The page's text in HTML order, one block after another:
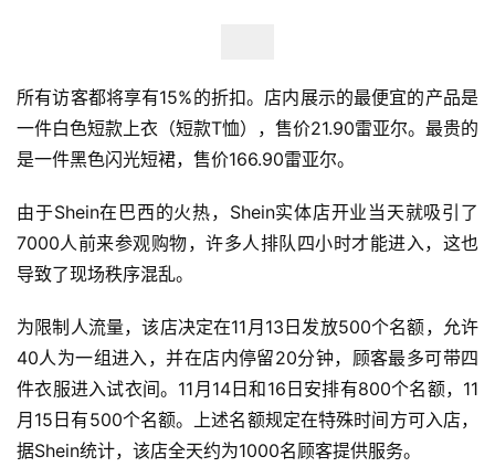
首
全
球
店
跨
境
百
所有访客都将享有15%的折扣。店内展示的最便宜的产品是
一件白色短款上衣（短款T恤），售价21.90雷亚尔。最贵的
是一件黑色闪光短裙，售价166.90雷亚尔。
由于Shein在巴西的火热，Shein实体店开业当天就吸引了
7000人前来参观购物，许多人排队四小时才能进入，这也
导致了现场秩序混乱。
为限制人流量，该店决定在11月13日发放500个名额，允许
40人为一组进入，并在店内停留20分钟，顾客最多可带四
件衣服进入试衣间。11月14日和16日安排有800个名额，11
月15日有500个名额。上述名额规定在特殊时间方可入店，
据Shein统计，该店全天约为1000名顾客提供服务。